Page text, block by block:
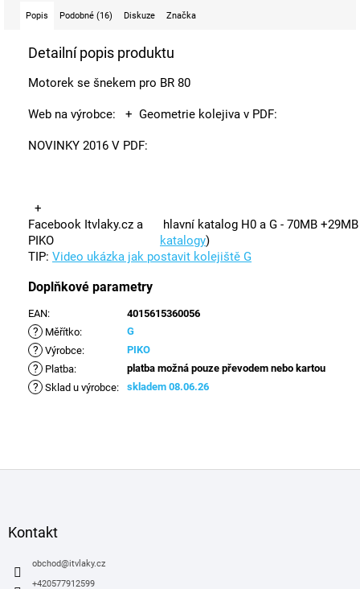
Popis Podobné (16) Diskuze Značka
Detailní popis produktu
Motorek se šnekem pro BR 80
Web na výrobce: + Geometrie kolejiva v PDF:
NOVINKY 2016 V PDF:
+
Facebook Itvlaky.cz a
PIKO
hlavní katalog H0 a G - 70MB
katalogy)
TIP: Video ukázka jak postavit kolejiště G
Doplňkové parametry
EAN: 4015615360056
? Měřítko: G
? Výrobce: PIKO
? Platba: platba možná pouze převodem nebo kartou
? Sklad u výrobce: skladem 08.06.26
Kontakt
obchod@itvlaky.cz
+420577912599